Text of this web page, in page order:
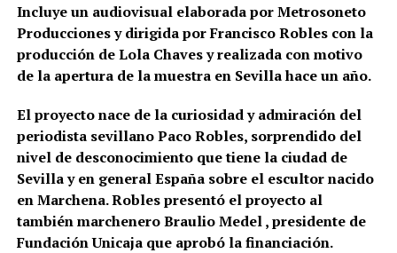
Incluye un audiovisual elaborada por Metrosoneto
Producciones y dirigida por Francisco Robles con la
producción de Lola Chaves y realizada con motivo
de la apertura de la muestra en Sevilla hace un año.
El proyecto nace de la curiosidad y admiración del
periodista sevillano Paco Robles, sorprendido del
nivel de desconocimiento que tiene la ciudad de
Sevilla y en general España sobre el escultor nacido
en Marchena. Robles presentó el proyecto al
también marchenero Braulio Medel , presidente de
Fundación Unicaja que aprobó la financiación.